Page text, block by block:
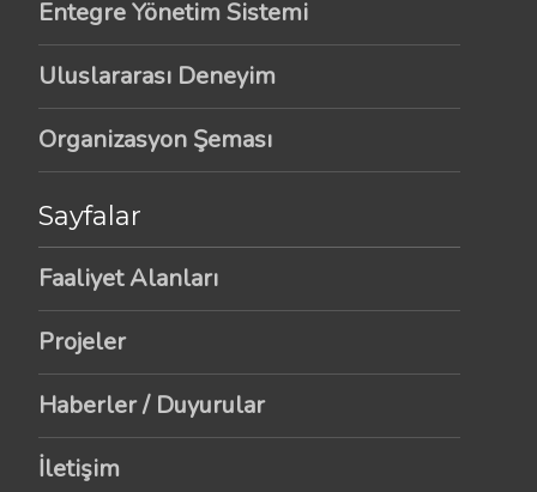
Entegre Yönetim Sistemi
Uluslararası Deneyim
Organizasyon Şeması
Sayfalar
Faaliyet Alanları
Projeler
Haberler / Duyurular
İletişim